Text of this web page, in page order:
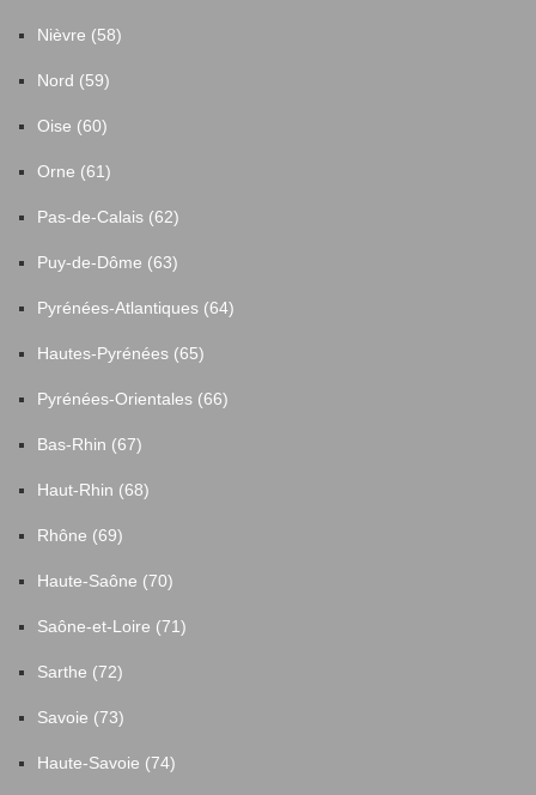
Nièvre (58)
Nord (59)
Oise (60)
Orne (61)
Pas-de-Calais (62)
Puy-de-Dôme (63)
Pyrénées-Atlantiques (64)
Hautes-Pyrénées (65)
Pyrénées-Orientales (66)
Bas-Rhin (67)
Haut-Rhin (68)
Rhône (69)
Haute-Saône (70)
Saône-et-Loire (71)
Sarthe (72)
Savoie (73)
Haute-Savoie (74)